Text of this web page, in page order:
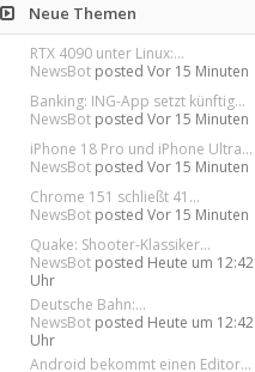
Neue Themen
RTX 4090 unter Linux:...
NewsBot postedVor 15 Minuten
Banking: ING-App setzt künftig...
NewsBot postedVor 15 Minuten
iPhone 18 Pro und iPhone Ultra...
NewsBot postedVor 15 Minuten
Chrome 151 schließt 41...
NewsBot postedVor 15 Minuten
Quake: Shooter-Klassiker...
NewsBot posted Heute um 12:42
Uhr
Deutsche Bahn:...
NewsBot posted Heute um 12:42
Uhr
Android bekommt einen Editor...